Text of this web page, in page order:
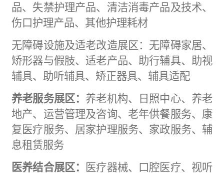
品、失禁护理产品、清洁消毒产品及技术、
伤口护理产品、其他护理耗材
无障碍设施及适老改造展区： 无障碍家居、
矫形器与假肢、适老产品、助行辅具、 助视
辅具、 助听辅具、 矫正器具、 辅具适配
养老服务展区： 养老机构、日照中心、养老
地产、运营管理及咨询、老年供餐服务、康
复医疗服务、居家护理服务、家政服务、辅
息租赁服务
医养结合展区：
医疗器械、口腔医疗、视听